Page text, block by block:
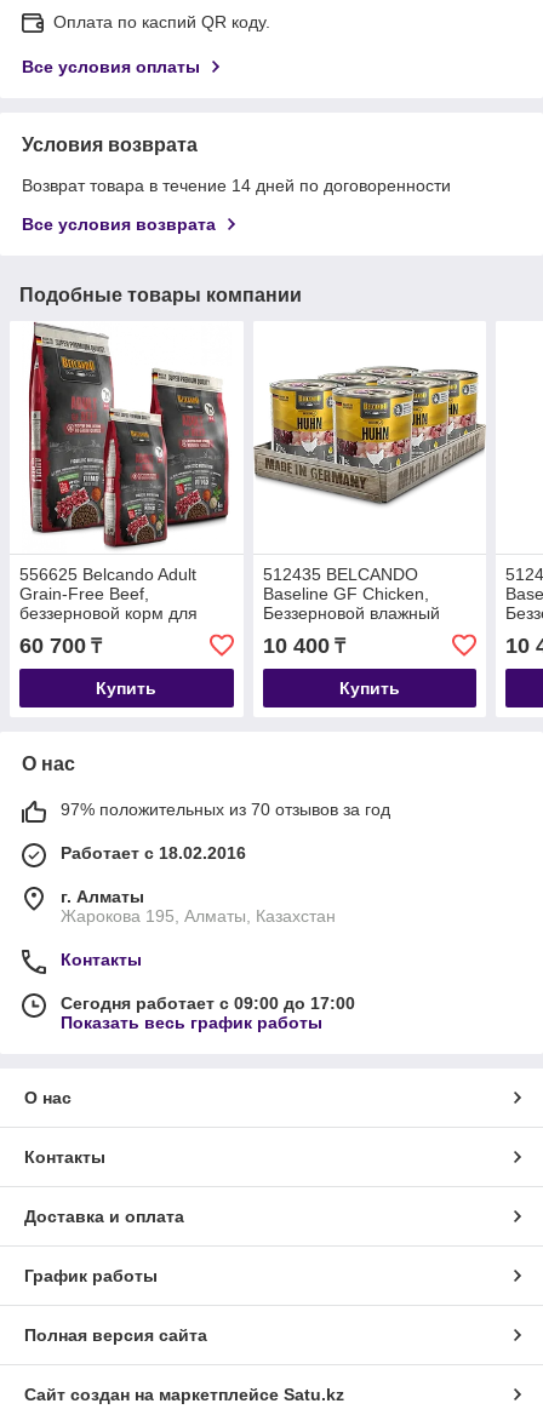
Оплата по каспий QR коду.
Все условия оплаты
Условия возврата
Возврат товара в течение 14 дней по договоренности
Все условия возврата
Подобные товары компании
556625 Belcando Adult
Grain-Free Beef,
беззерновой корм для
взрослых собак с
говядиной, уп.12,5 кг
60 700 ₸
Купить
512435 BELCANDO
Baseline GF Chicken,
Беззерновой влажный
корм для взрослых собак,
с курицей, уп.6*400г
10 400₸
Купить
с
10
О нас
97% положительных из 70 отзывов за год
Работает с 18.02.2016
г. Алматы
Жарокова 195, Алматы, Казахстан
Контакты
Сегодня работает с 09:00 до 17:00
Показать весь график работы
О нас
Контакты
Доставка и оплата
График работы
Полная версия сайта
Сайт создан на маркетплейсе Satu.kz